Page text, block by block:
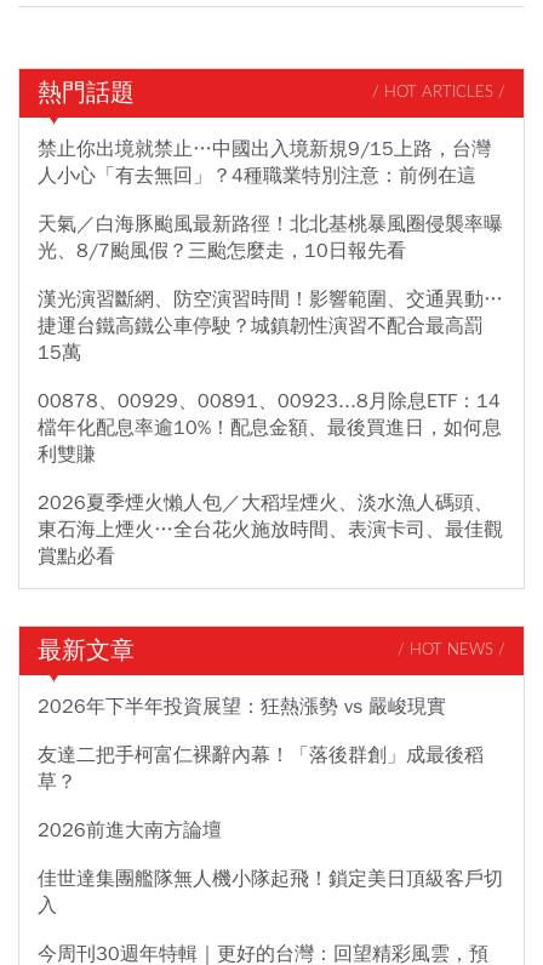
熱門話題 / HOT ARTICLES /
禁止你出境就禁止…中國出入境新規9/15上路，台灣
人小心「有去無回」？4種職業特別注意：前例在這
天氣／白海豚颱風最新路徑！北北基桃暴風圈侵襲率曝
光、8/7颱風假？三颱怎麼走，10日報先看
漢光演習斷網、防空演習時間！影響範圍、交通異動…
捷運台鐵高鐵公車停駛？城鎮韌性演習不配合最高罰
15萬
00878、00929、00891、00923...8月除息ETF：14
檔年化配息率逾10%！配息金額、最後買進日，如何息
利雙賺
2026夏季煙火懶人包／大稻埕煙火、淡水漁人碼頭、
東石海上煙火…全台花火施放時間、表演卡司、最佳觀
賞點必看
最新文章 / HOT NEWS /
2026年下半年投資展望：狂熱漲勢 vs 嚴峻現實
友達二把手柯富仁裸辭內幕！「落後群創」成最後稻
草？
2026前進大南方論壇
佳世達集團艦隊無人機小隊起飛！鎖定美日頂級客戶切
入
今周刊30週年特輯｜更好的台灣：回望精彩風雲，預